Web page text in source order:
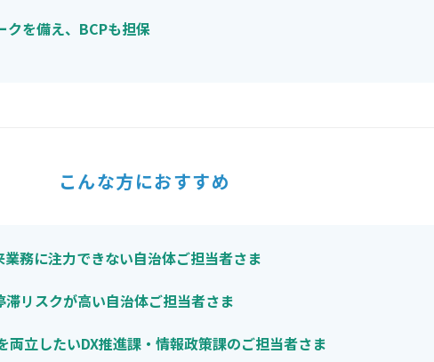
クを備え、BCPも担保
こんな方におすすめ
務に注力できない自治体ご担当者さま
リスクが高い自治体ご担当者さま
両立したいDX推進課・情報政策課のご担当者さま